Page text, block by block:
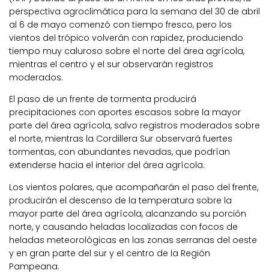
perspectiva agroclimática para la semana del 30 de abril
al 6 de mayo comenzó con tiempo fresco, pero los
vientos del trópico volverán con rapidez, produciendo
tiempo muy caluroso sobre el norte del área agrícola,
mientras el centro y el sur observarán registros
moderados.
El paso de un frente de tormenta producirá
precipitaciones con aportes escasos sobre la mayor
parte del área agrícola, salvo registros moderados sobre
el norte, mientras la Cordillera Sur observará fuertes
tormentas, con abundantes nevadas, que podrían
extenderse hacia el interior del área agrícola.
Los vientos polares, que acompañarán el paso del frente,
producirán el descenso de la temperatura sobre la
mayor parte del área agrícola, alcanzando su porción
norte, y causando heladas localizadas con focos de
heladas meteorológicas en las zonas serranas del oeste
y en gran parte del sur y el centro de la Región
Pampeana.